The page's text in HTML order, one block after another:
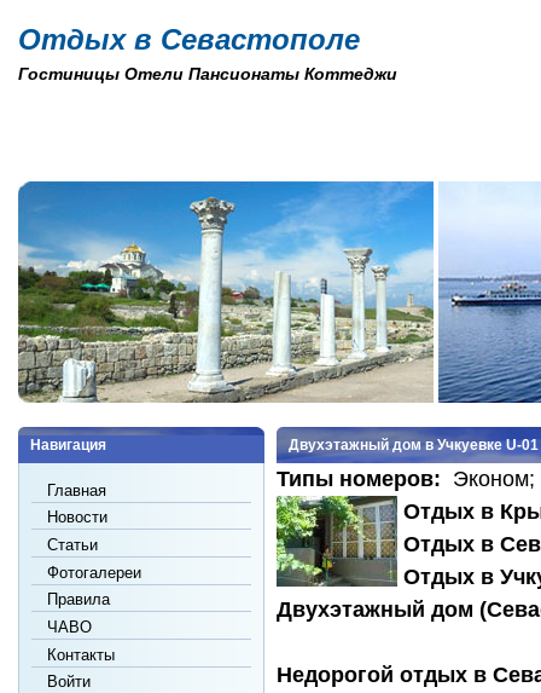
Отдых в Севастополе
Гостиницы Отели Пансионаты Коттеджи
Двухэтажный дом в Учкуевке U-01
Типы номеров: Эконом;
Отдых в
Отдых в
Отдых в
Двухэтажный дом
Недорогой отдых в
Навигация
Главная
Новости
Статьи
Фотогалереи
Правила
ЧАВО
Контакты
Войти